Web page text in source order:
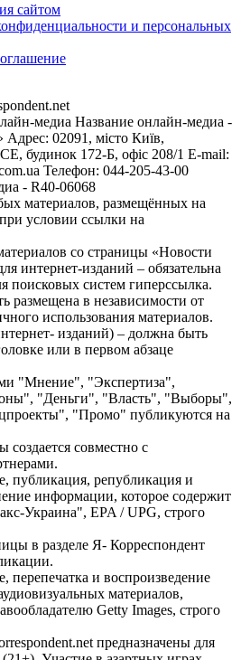
сайтом
и персональных
медиа Название онлайн-медиа -
Адрес: 02091, місто Київ,
172-Б, офіс 208/1 E-mail:
Телефон: 044-205-43-00
- R40-06068
материалов, размещённых на
условии ссылки на
со страницы «Новости
интернет-изданий – обязательна
поисковых систем гиперссылка.
размещена в независимости от
использования материалов.
изданий) – должна быть
или в первом абзаце
"Мнение", "Экспертиза",
"Деньги", "Власть", "Выборы",
"Промо" публикуются на
создается совместно с
публикация, републикация и
информации, которое содержит
Украина", EPA / UPG, строго
в разделе Я- Корреспондент
перепечатка и воспроизведение
материалов,
Getty Images, строго
предназначены для